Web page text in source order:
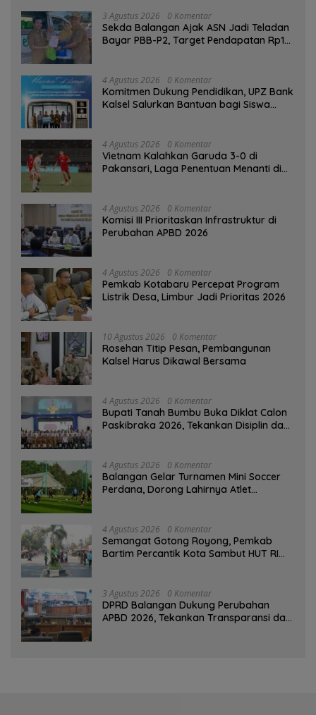
3 Agustus 2026 0 Komentar
Sekda Balangan Ajak ASN Jadi Teladan
Bayar PBB-P2, Target Pendapatan Rp1
4 Agustus 2026 0 Komentar
Komitmen Dukung Pendidikan, UPZ Bank
Kalsel Salurkan Bantuan bagi Siswa
4 Agustus 2026 0 Komentar
Vietnam Kalahkan Garuda 3-0 di
Pakansari, Laga Penentuan Menanti di
4 Agustus 2026 0 Komentar
‎Komisi III Prioritaskan Infrastruktur di
Perubahan APBD 2026
4 Agustus 2026 0 Komentar
Pemkab Kotabaru Percepat Program
Listrik Desa, Limbur Jadi Prioritas 2026
10 Agustus 2026 0 Komentar
Rosehan Titip Pesan, Pembangunan
Kalsel Harus Dikawal Bersama
4 Agustus 2026 0 Komentar
Bupati Tanah Bumbu Buka Diklat Calon
Paskibraka 2026, Tekankan Disiplin dan
4 Agustus 2026 0 Komentar
Balangan Gelar Turnamen Mini Soccer
Perdana, Dorong Lahirnya Atlet
4 Agustus 2026 0 Komentar
Semangat Gotong Royong, Pemkab
Bartim Percantik Kota Sambut HUT RI
3 Agustus 2026 0 Komentar
DPRD Balangan Dukung Perubahan
APBD 2026, Tekankan Transparansi dan